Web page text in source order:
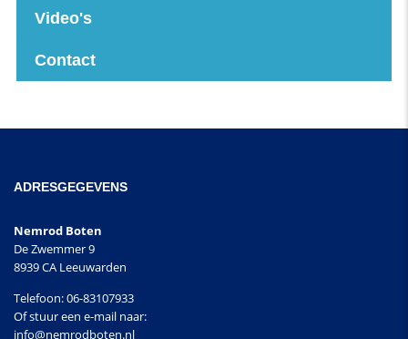
Video's
Contact
ADRESGEGEVENS
Nemrod Boten
De Zwemmer 9
8939 CA Leeuwarden
Telefoon: 06-83107933
Of stuur een e-mail naar:
info@nemrodboten.nl